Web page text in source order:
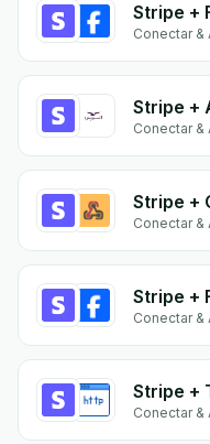
Stripe +
Conectar &
Stripe +
Conectar &
Stripe +
Conectar &
Stripe +
Conectar &
Stripe +
Conectar &